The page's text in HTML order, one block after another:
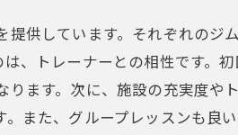
供しています。それぞれのジ
、トレーナーとの相性です。
ます。次に、施設の充実度や
また、グループレッスンも良